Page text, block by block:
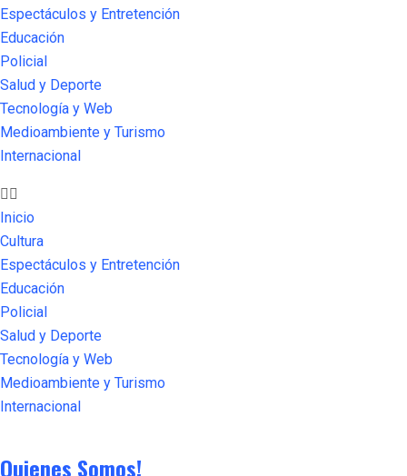
Espectáculos y Entretención
Educación
Policial
Salud y Deporte
Tecnología y Web
Medioambiente y Turismo
Internacional
Inicio
Cultura
Espectáculos y Entretención
Educación
Policial
Salud y Deporte
Tecnología y Web
Medioambiente y Turismo
Internacional
Quienes Somos!